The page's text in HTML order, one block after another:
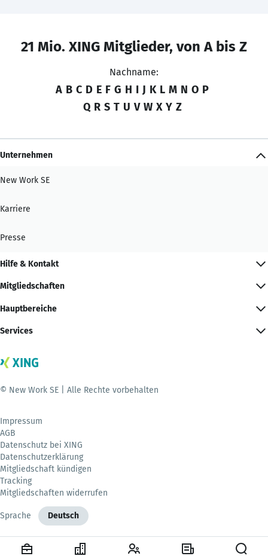
21 Mio. XING Mitglieder, von A bis Z
Nachname:
A B C D E F G H I J K L M N O P
Q R S T U V W X Y Z
Unternehmen
New Work SE
Karriere
Presse
Hilfe & Kontakt
Mitgliedschaften
Hauptbereiche
Services
© New Work SE | Alle Rechte vorbehalten
Impressum
AGB
Datenschutz bei XING
Datenschutzerklärung
Mitgliedschaft kündigen
Tracking
Mitgliedschaften widerrufen
Sprache Deutsch